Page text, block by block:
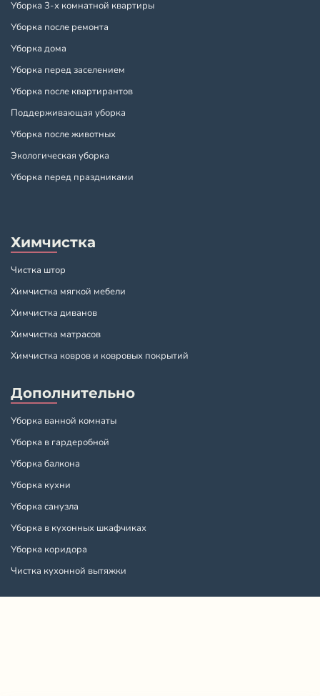
Уборка 3-х комнатной квартиры
Уборка после ремонта
Уборка дома
Уборка перед заселением
Уборка после квартирантов
Поддерживающая уборка
Уборка после животных
Экологическая уборка
Уборка перед праздниками
Химчистка
Чистка штор
Химчистка мягкой мебели
Химчистка диванов
Химчистка матрасов
Химчистка ковров и ковровых покрытий
Дополнительно
Уборка ванной комнаты
Уборка в гардеробной
Уборка балкона
Уборка кухни
Уборка санузла
Уборка в кухонных шкафчиках
Уборка коридора
Чистка кухонной вытяжки